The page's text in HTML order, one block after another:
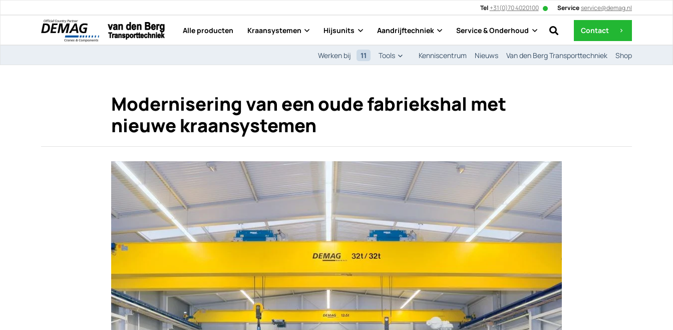
Tel+31(0)70 4020100 Serviceservice@demag.nl
Alle producten Kraansystemen Hijsunits Aandrijftechniek Service & Onderhoud Contact chevron_right
Werken bij 11 Tools Kenniscentrum Nieuws Van den Berg Transporttechniek Shop
Modernisering van een oude fabriekshal met
nieuwe kraansystemen